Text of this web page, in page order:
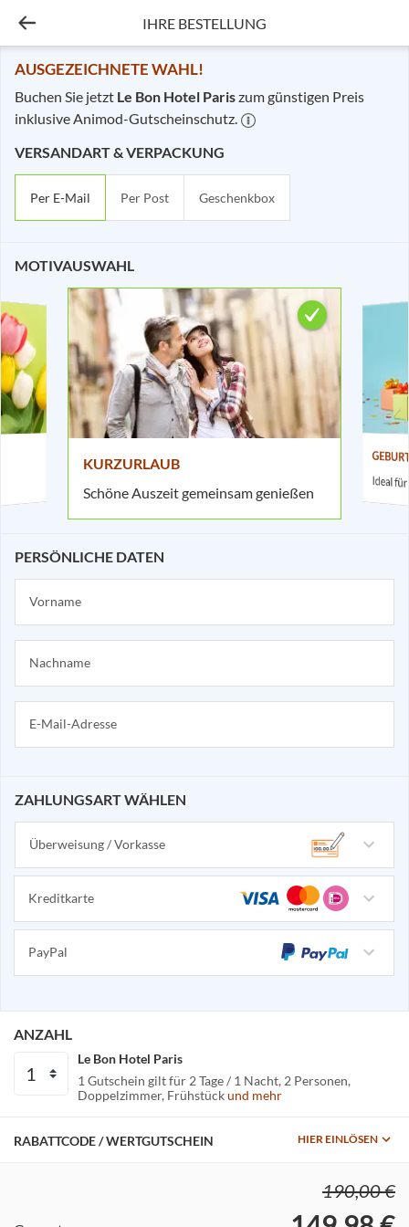
IHRE BESTELLUNG
Ihre Bestellung - Le Bon
AUSGEZEICHNETE WAHL!
Buchen Sie jetzt Le Bon Hotel Pariszum günstigen Preis
inklusive Animod-Gutscheinschutz.
VERSANDART & VERPACKUNG
Per E-Mail Per Post Geschenkbox
MOTIVAUSWAHL
KURZURLAUB
Schöne Auszeit gemeinsam genießen
Ideal
PERSÖNLICHE DATEN
ZAHLUNGSART WÄHLEN
Überweisung / Vorkasse
Kreditkarte
PayPal
ANZAHL
Le Bon Hotel Paris
1 Gutschein gilt für 2 Tage / 1 Nacht 2 Personen
Doppelzimmer Frühstückund mehr
RABATTCODE / WERTGUTSCHEIN HIER EINLÖSEN
190,00 €